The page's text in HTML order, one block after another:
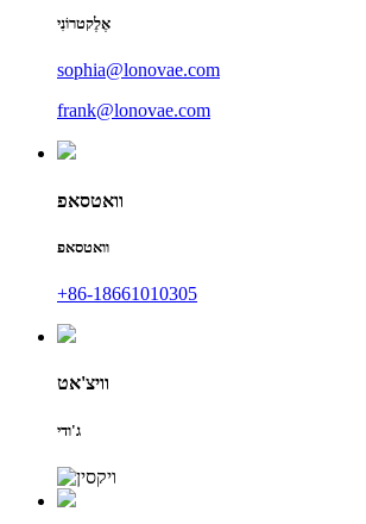
אֶלֶקטרוֹנִי
sophia@lonovae.com
frank@lonovae.com
וואטסאפ
וואטסאפ
+86-18661010305
וויצ'אט
ג'ודי